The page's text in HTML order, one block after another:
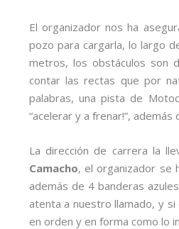
El organizador nos ha
pozo para cargarla, lo largo
metros, los obstáculos son
contar las rectas que por
palabras, una pista de
“acelerar y a frenar!”,
La dirección de carrera la
Camacho, el organizador se
además de 4 banderas
atenta a nuestro llamado, y
en orden y en forma como lo